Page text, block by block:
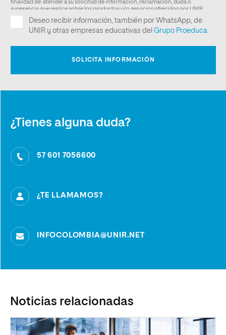
¿Tienes alguna duda?
57 601 7056600
¿TE LLAMAMOS?
INFOCOLOMBIA@UNIR.NET
Noticias relacionadas